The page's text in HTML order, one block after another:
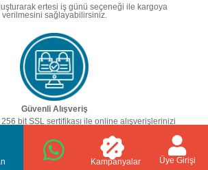
ertesi iş günü seçeneği ile kargoya
verilmesini sağlayabilirsiniz.
Güvenli Alışveriş
bit SSL sertifikası ile online alışverişlerinizi
Kampanyalar Üye Girişi